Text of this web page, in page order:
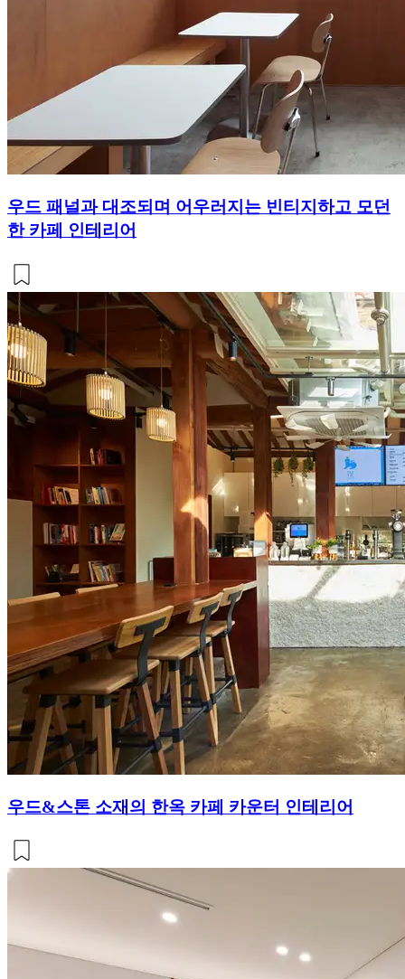
우드 패널과 대조되며 어우러지는 빈티지하고 모던
한 카페 인테리어
우드&스톤 소재의 한옥 카페 카운터 인테리어